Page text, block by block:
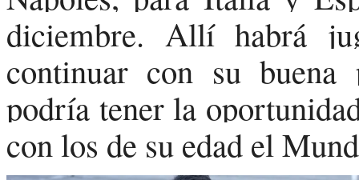
diciembre. Allí habrá
continuar con su
podría tener la
con los de su edad el